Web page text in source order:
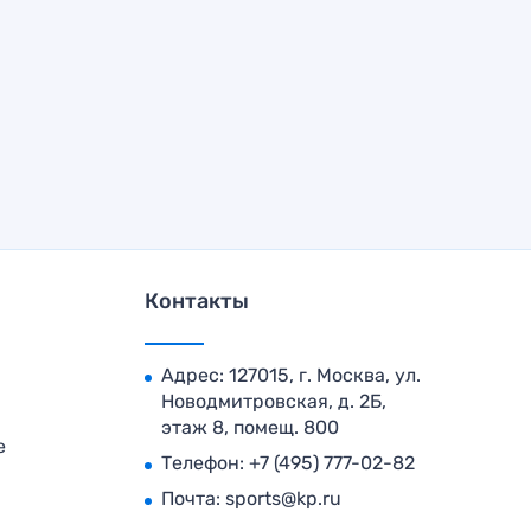
Контакты
Адрес: 127015, г. Москва, ул.
Новодмитровская, д. 2Б,
этаж 8, помещ. 800
Телефон: +7 (495) 777-02-82
Почта: sports@kp.ru